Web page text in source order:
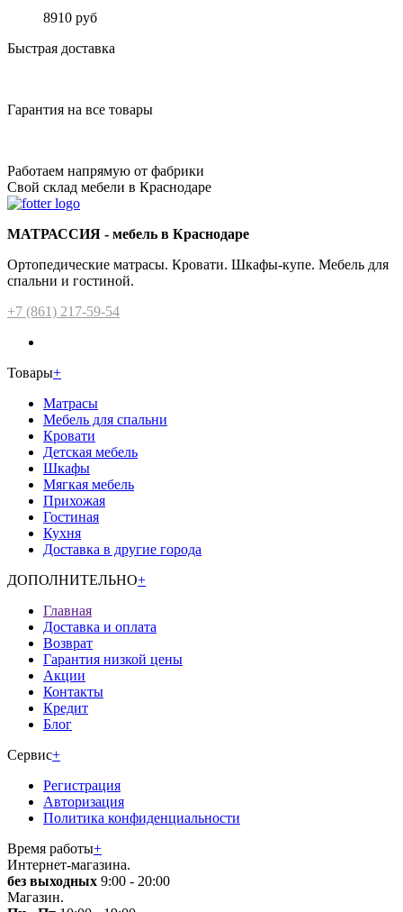
8910 руб
Быстрая доставка
Гарантия на все товары
Работаем напрямую от фабрики
Свой склад мебели в Краснодаре
МАТРАССИЯ - мебель в Краснодаре
Ортопедические матрасы. Кровати. Шкафы-купе. Мебель для
спальни и гостиной.
+7 (861) 217-59-54
Товары+
Матрасы
Мебель для спальни
Кровати
Детская мебель
Шкафы
Мягкая мебель
Прихожая
Гостиная
Кухня
Доставка в другие города
ДОПОЛНИТЕЛЬНО+
Главная
Доставка и оплата
Возврат
Гарантия низкой цены
Акции
Контакты
Кредит
Блог
Сервис+
Регистрация
Авторизация
Политика конфиденциальности
Время работы+
Интернет-магазина.
без выходных 9:00 - 20:00
Магазин.